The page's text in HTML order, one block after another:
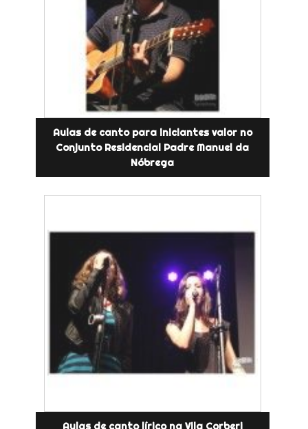
Aulas de canto para iniciantes valor no
Conjunto Residencial Padre Manuel da
Nóbrega
Aulas de canto lírico na Vila Corberi